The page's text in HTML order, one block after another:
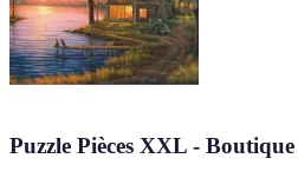
Puzzle Pièces XXL -